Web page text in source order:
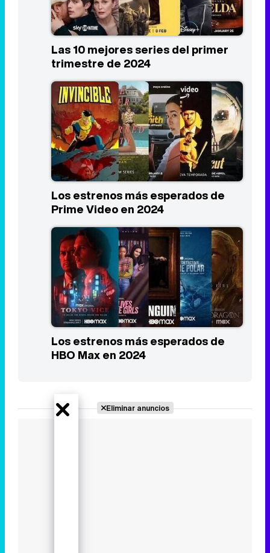
Las 10 mejores series del primer
trimestre de 2024
Los estrenos más esperados de
Prime Video en 2024
Los estrenos más esperados de
HBO Max en 2024
Eliminar anuncios